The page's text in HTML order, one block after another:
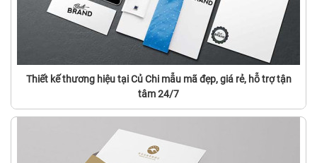
Thiết kế thương hiệu tại Củ Chi mẫu mã đẹp, giá rẻ, hỗ trợ tận
tâm 24/7